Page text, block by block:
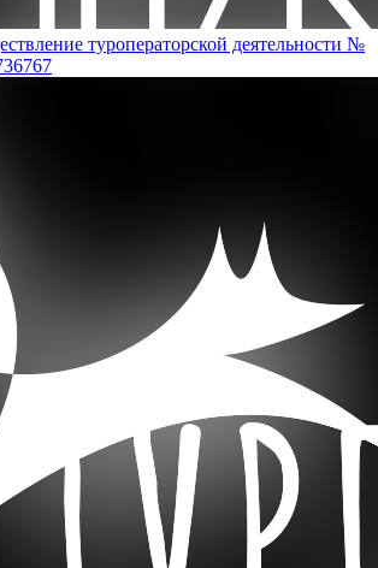
туроператорской деятельности №